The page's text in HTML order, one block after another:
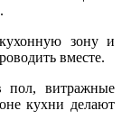
зону и
вместе.
пол, витражные
кухни делают